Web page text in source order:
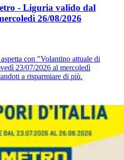
- Liguria valido dal
26/08/2026
con "Volantino attuale di
23/07/2026 al mercoledì
a risparmiare di più.